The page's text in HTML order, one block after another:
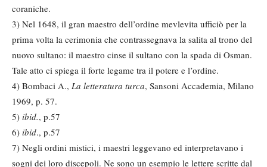
coraniche.
3) Nel 1648, il gran maestro dell’ordine mevlevita ufficiò per la
prima volta la cerimonia che contrassegnava la salita al trono del
nuovo sultano: il maestro cinse il sultano con la spada di Osman.
Tale atto ci spiega il forte legame tra il potere e l’ordine.
4) Bombaci A., La letteratura turca, Sansoni Accademia, Milano
1969, p. 57.
5) ibid., p.57
6) ibid., p.57
7) Negli ordini mistici, i maestri leggevano ed interpretavano i
sogni dei loro discepoli. Ne sono un esempio le lettere scritte dal